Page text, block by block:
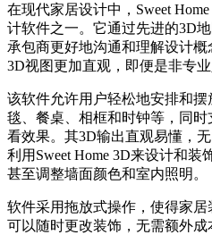
在现代家居设计中，Sweet
计软件之一。它通过先进的3D
承包商更好地沟通和理解设计概念
3D视图更加直观，即便是非专业
该软件允许用户轻松地安排和摆放各
毯、餐桌、相框和时钟等
看效果。其3D输出直观易懂，
利用Sweet Home 3D来设计和装饰厨房
甚至调整墙面颜色和室内照明。
软件采用拖放式操作，使得家
可以随时更改装饰，无需额外成